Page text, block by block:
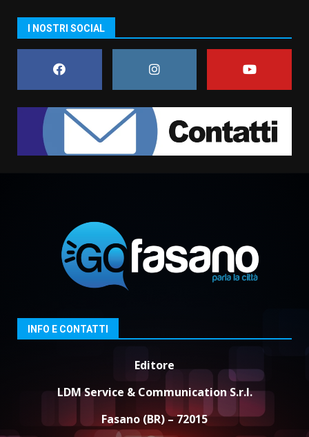
amarezza per esclusione dal
campionato di calcio”
7 Agosto 2026 06:00
1
Grande successo per la “Sagra
del Pesce Spada” a Savelletri
9 Agosto 2026 07:32
ottenere l’iscrizione
8 Agosto 2026 19:55
3
La Banda Città di Fasano apre
Savelletri in festa, domani sera
grande spettacolo con Uccio De
Santis
8 Agosto 2026 07:30
I NOSTRI SOCIAL
INFO E CONTATTI
Editore
LDM Service & Communication S.r.l.
Fasano (BR) – 72015